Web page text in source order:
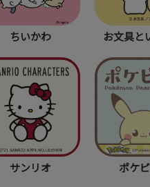
ちいかわ
サンリオ
お文具と
ポケ